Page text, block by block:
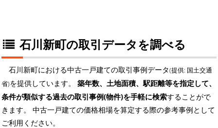
石川新町の取引データを調べる
石川新町における中古一戸建ての取引事例データ(提供: 国土交通
省)を提供しています。 築年数、土地面積、駅距離等を指定して、
条件が類似する過去の取引事例(物件)を手軽に検索することがで
きます。 中古一戸建ての価格相場を算定する際の参考事例として
ご利用ください。